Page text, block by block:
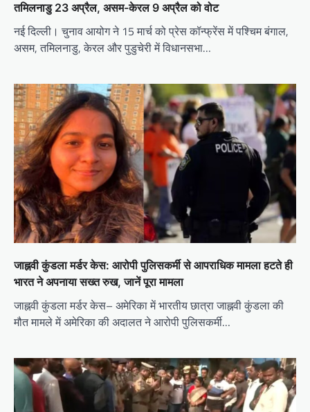
तमिलनाडु 23 अप्रैल, असम-केरल 9 अप्रैल को वोट
नई दिल्ली। चुनाव आयोग ने 15 मार्च को प्रेस कॉन्फ्रेंस में पश्चिम बंगाल,
असम, तमिलनाडु, केरल और पुडुचेरी में विधानसभा…
जाह्नवी कुंडला मर्डर केस: आरोपी पुलिसकर्मी से आपराधिक मामला हटते ही
भारत ने अपनाया सख्त रुख, जानें पूरा मामला
जाह्नवी कुंडला मर्डर केस– अमेरिका में भारतीय छात्रा जाह्नवी कुंडला की
मौत मामले में अमेरिका की अदालत ने आरोपी पुलिसकर्मी…